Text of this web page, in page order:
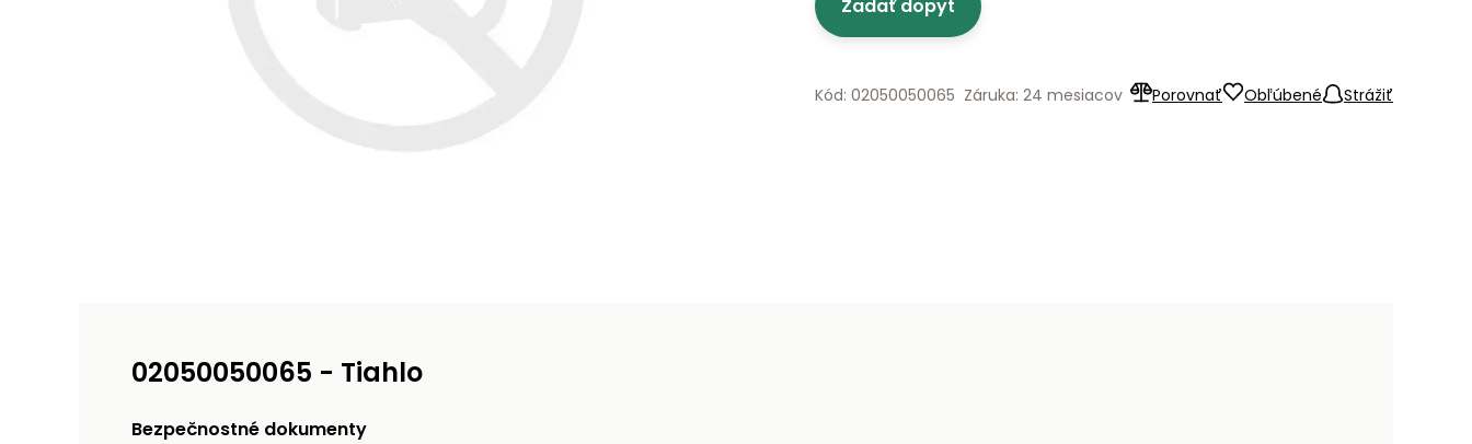
Zadať dopyt
Porovnať Obľúbené Strážiť
Kód: 02050050065 Záruka: 24 mesiacov
02050050065 - Tiahlo
Bezpečnostné dokumenty